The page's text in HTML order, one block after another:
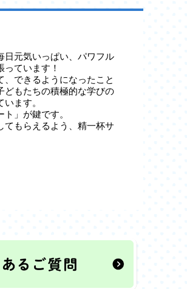
日元気いっぱい、パワフル
ています！
できるようになったこと
どもたちの積極的な学びの
ます。
」が鍵です。
てもらえるよう、精一杯サ